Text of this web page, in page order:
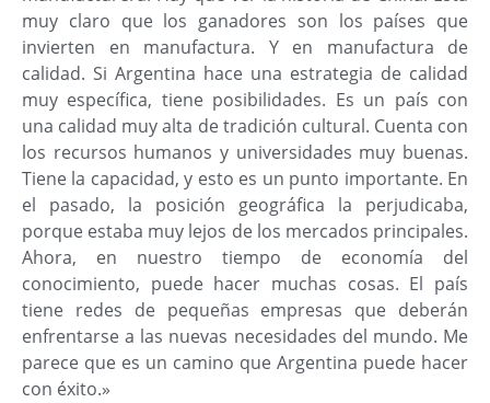
muy claro que los ganadores son los países que
invierten en manufactura. Y en manufactura de
calidad. Si Argentina hace una estrategia de calidad
muy específica, tiene posibilidades. Es un país con
una calidad muy alta de tradición cultural. Cuenta con
los recursos humanos y universidades muy buenas.
Tiene la capacidad, y esto es un punto importante. En
el pasado, la posición geográfica la perjudicaba,
porque estaba muy lejos de los mercados principales.
Ahora, en nuestro tiempo de economía del
conocimiento, puede hacer muchas cosas. El país
tiene redes de pequeñas empresas que deberán
enfrentarse a las nuevas necesidades del mundo. Me
parece que es un camino que Argentina puede hacer
con éxito.»